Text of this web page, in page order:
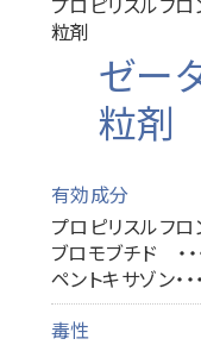
粒剤
ゼー
粒剤
有効成分
プロピリスルフロン
ブロモブチド ・・・
ペントキサゾン・・・
毒性